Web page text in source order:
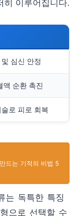
히 이루어집니다.
심신 안정
액 순환 촉진
로 피로 회복
드는 기적의 비법 5
는 독특한 특징
으로 선택할 수